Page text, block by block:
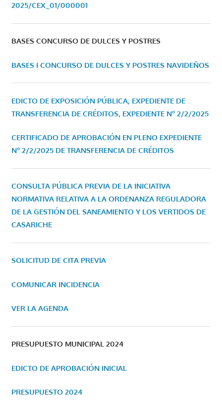
2025/CEX_01/000001
BASES CONCURSO DE DULCES Y POSTRES
BASES I CONCURSO DE DULCES Y POSTRES NAVIDEÑOS
EDICTO DE EXPOSICIÓN PÚBLICA, EXPEDIENTE DE
TRANSFERENCIA DE CRÉDITOS, EXPEDIENTE Nº 2/2/2025
CERTIFICADO DE APROBACIÓN EN PLENO EXPEDIENTE
Nº 2/2/2025 DE TRANSFERENCIA DE CRÉDITOS
CONSULTA PÚBLICA PREVIA DE LA INICIATIVA
NORMATIVA RELATIVA A LA ORDENANZA REGULADORA
DE LA GESTIÓN DEL SANEAMIENTO Y LOS VERTIDOS DE
CASARICHE
SOLICITUD DE CITA PREVIA
COMUNICAR INCIDENCIA
VER LA AGENDA
PRESUPUESTO MUNICIPAL 2024
EDICTO DE APROBACIÓN INICIAL
PRESUPUESTO 2024